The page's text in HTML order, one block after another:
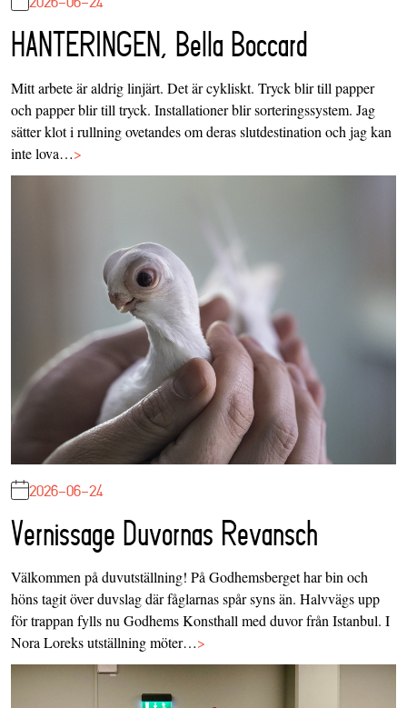
HANTERINGEN, Bella Boccard
Mitt arbete är aldrig linjärt. Det är cykliskt. Tryck blir till papper
och papper blir till tryck. Installationer blir sorteringssystem. Jag
sätter klot i rullning ovetandes om deras slutdestination och jag kan
inte lova…>
2026-06-24
Vernissage Duvornas Revansch
Välkommen på duvutställning! På Godhemsberget har bin och
höns tagit över duvslag där fåglarnas spår syns än. Halvvägs upp
för trappan fylls nu Godhems Konsthall med duvor från Istanbul. I
Nora Loreks utställning möter…>